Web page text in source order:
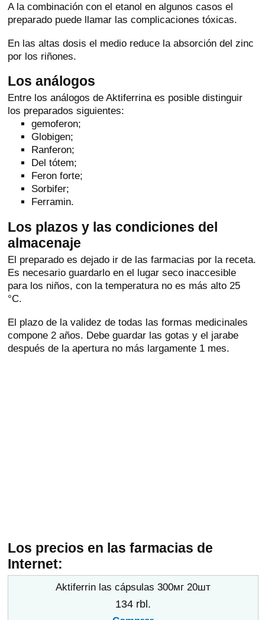
A la combinación con el etanol en algunos casos el
preparado puede llamar las complicaciones tóxicas.
En las altas dosis el medio reduce la absorción del zinc
por los riñones.
Los análogos
Entre los análogos de Aktiferrina es posible distinguir
los preparados siguientes:
gemoferon;
Globigen;
Ranferon;
Del tótem;
Feron forte;
Sorbifer;
Ferramin.
Los plazos y las condiciones del
almacenaje
El preparado es dejado ir de las farmacias por la receta.
Es necesario guardarlo en el lugar seco inaccesible
para los niños, con la temperatura no es más alto 25
°C.
El plazo de la validez de todas las formas medicinales
compone 2 años. Debe guardar las gotas y el jarabe
después de la apertura no más largamente 1 mes.
Los precios en las farmacias de
Internet:
Aktiferrin las cápsulas 300мг 20шт
134 rbl.